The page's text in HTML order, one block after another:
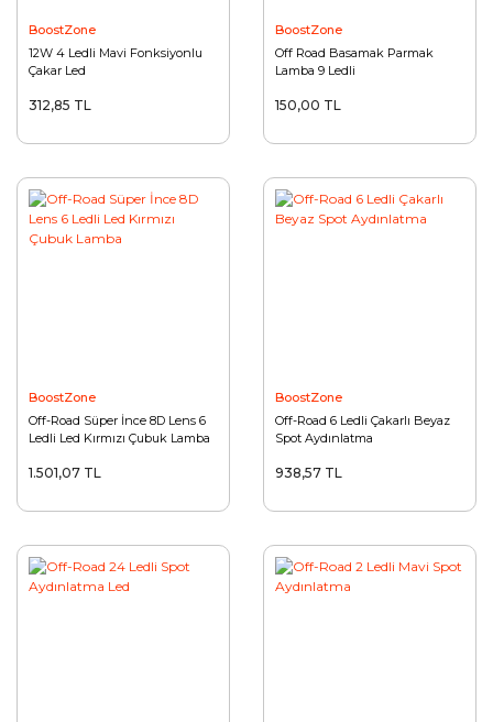
BoostZone
12W 4 Ledli Mavi Fonksiyonlu
Çakar Led
312,85 TL
BoostZone
Off Road Basamak Parmak
Lamba 9 Ledli
150,00 TL
BoostZone
Off-Road Süper İnce 8D Lens 6
Ledli Led Kırmızı Çubuk Lamba
1.501,07 TL
BoostZone
Off-Road 6 Ledli Çakarlı Beyaz
Spot Aydınlatma
938,57 TL